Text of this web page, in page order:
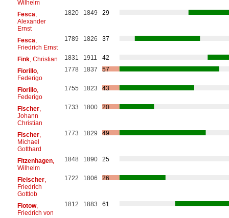
Wilhelm
Fesca
Alexander
Ernst
1820 1849 29
Fesca
Friedrich Ernst
1789 1826 37
Fink, Christian 1831 1911
42
Fiorillo,
Federigo
1778 1837 57
Fiorillo,
Federigo
1755 1823 43
Fischer,
Johann
Christian
1733 1800 20
Fischer,
Michael
Gotthard
1773 1829 49
Fitzenhagen,
Wilhelm
1848 1890 25
Fleischer,
Friedrich
Gottlob
1722 1806 26
Flotow,
Friedrich von
1812 1883 61